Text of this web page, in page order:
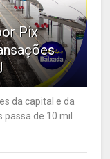
Pix
da capital e da
passa de 10 mil